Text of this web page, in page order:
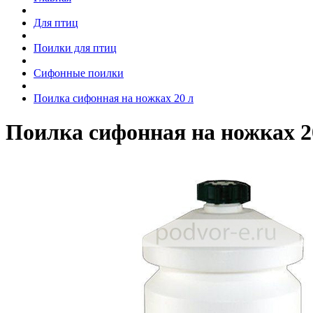
Для птиц
Поилки для птиц
Сифонные поилки
Поилка сифонная на ножках 20 л
Поилка сифонная на ножках